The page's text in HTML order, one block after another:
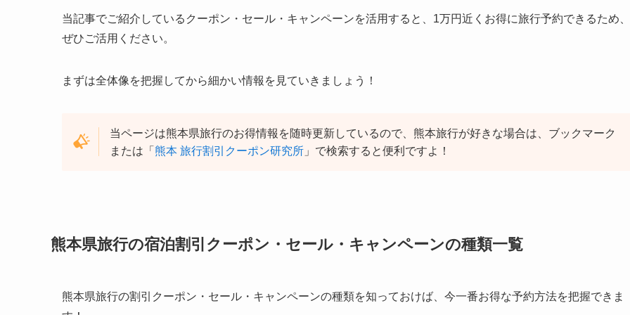
当記事でご紹介しているクーポン・セール・キャンペーンを活用すると、1万円近くお得に旅行予約できるため、
ぜひご活用ください。
まずは全体像を把握してから細かい情報を見ていきましょう！
当ページは熊本県旅行のお得情報を随時更新しているので、熊本旅行が好きな場合は、ブックマーク
または「 熊本 旅行割引クーポン研究所 」で検索すると便利ですよ！
熊本県旅行の宿泊割引クーポン・セール・キャンペーンの種類一覧
熊本県旅行の割引クーポン・セール・キャンペーンの種類を知っておけば、今一番お得な予約方法を把握できま